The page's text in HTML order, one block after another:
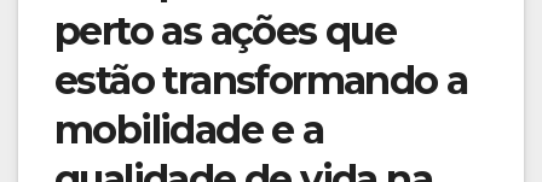
perto as ações que
estão transformando a
mobilidade e a